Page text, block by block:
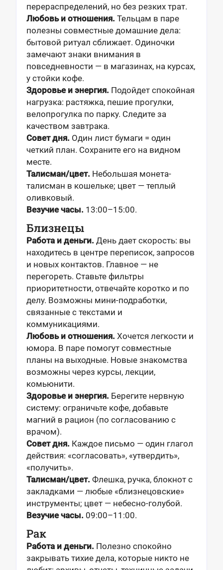
перераспределений, но без резких трат.
Любовь и отношения. Тельцам в паре
полезны совместные домашние дела:
бытовой ритуал сближает. Одиночки
замечают знаки внимания в
повседневности — в магазинах, на курсах,
у стойки кофе.
Здоровье и энергия. Подойдет спокойная
нагрузка: растяжка, пешие прогулки,
велопрогулка по парку. Следите за
качеством завтрака.
Совет дня. Один лист бумаги = один
четкий план. Сохраните его на видном
месте.
Талисман/цвет. Небольшая монета-
талисман в кошельке; цвет — теплый
оливковый.
Везучие часы. 13:00–15:00.
Близнецы
Работа и деньги. День дает скорость: вы
находитесь в центре переписок, запросов
и новых контактов. Главное — не
перегореть. Ставьте фильтры
приоритетности, отвечайте коротко и по
делу. Возможны мини-подработки,
связанные с текстами и
коммуникациями.
Любовь и отношения. Хочется легкости и
юмора. В паре помогут совместные
планы на выходные. Новые знакомства
возможны через курсы, лекции,
комьюнити.
Здоровье и энергия. Берегите нервную
систему: ограничьте кофе, добавьте
магний в рацион (по согласованию с
врачом).
Совет дня. Каждое письмо — один глагол
действия: «согласовать», «утвердить»,
«получить».
Талисман/цвет. Флешка, ручка, блокнот с
закладками — любые «близнецовские»
инструменты; цвет — небесно-голубой.
Везучие часы. 09:00–11:00.
Рак
Работа и деньги. Полезно спокойно
закрывать тихие дела, которые никто не